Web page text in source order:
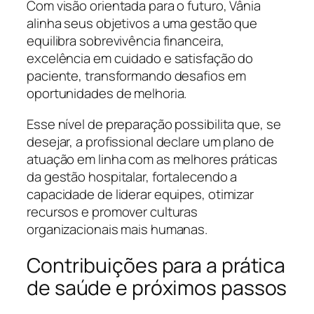
Com visão orientada para o futuro, Vânia
alinha seus objetivos a uma gestão que
equilibra sobrevivência financeira,
excelência em cuidado e satisfação do
paciente, transformando desafios em
oportunidades de melhoria.
Esse nível de preparação possibilita que, se
desejar, a profissional declare um plano de
atuação em linha com as melhores práticas
da gestão hospitalar, fortalecendo a
capacidade de liderar equipes, otimizar
recursos e promover culturas
organizacionais mais humanas.
Contribuições para a prática
de saúde e próximos passos